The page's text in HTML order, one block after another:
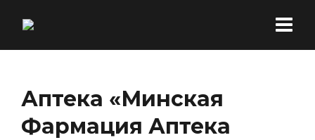
Аптека «Минская
Фармация Аптека